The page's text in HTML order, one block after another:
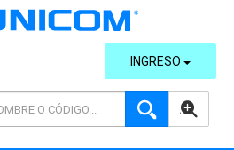
AVANZADA
INGRESO